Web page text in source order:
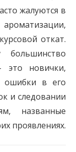
жалуются в
откат.
большинство
это новички,
ошибки в его
и следовании
названные
проявлениях.